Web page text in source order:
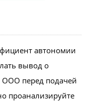
автономии
вывод о
ООО перед подачей
проанализируйте